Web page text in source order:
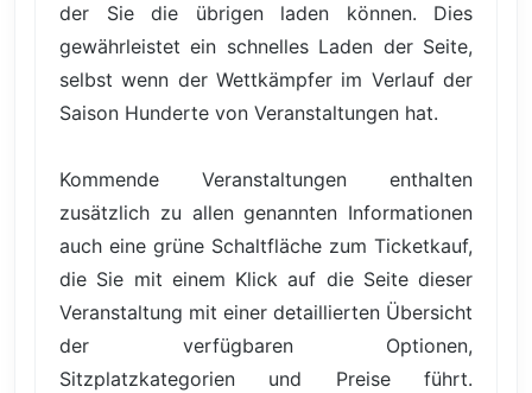
der Sie die übrigen laden können. Dies
gewährleistet ein schnelles Laden der Seite,
selbst wenn der Wettkämpfer im Verlauf der
Saison Hunderte von Veranstaltungen hat.
Kommende Veranstaltungen enthalten
zusätzlich zu allen genannten Informationen
auch eine grüne Schaltfläche zum Ticketkauf,
die Sie mit einem Klick auf die Seite dieser
Veranstaltung mit einer detaillierten Übersicht
der verfügbaren Optionen,
Sitzplatzkategorien und Preise führt.